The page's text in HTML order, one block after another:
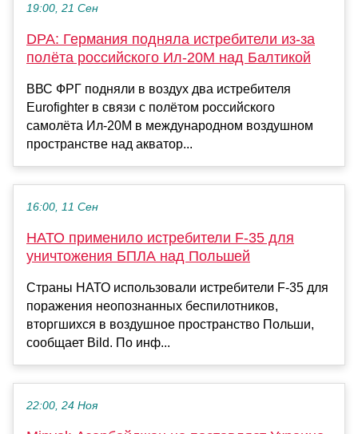
19:00, 21 Сен
DPA: Германия подняла истребители из-за
полёта российского Ил-20М над Балтикой
ВВС ФРГ подняли в воздух два истребителя
Eurofighter в связи с полётом российского
самолёта Ил-20М в международном воздушном
пространстве над акватор...
16:00, 11 Сен
НАТО применило истребители F-35 для
уничтожения БПЛА над Польшей
Страны НАТО использовали истребители F-35 для
поражения неопознанных беспилотников,
вторгшихся в воздушное пространство Польши,
сообщает Bild. По инф...
22:00, 24 Ноя